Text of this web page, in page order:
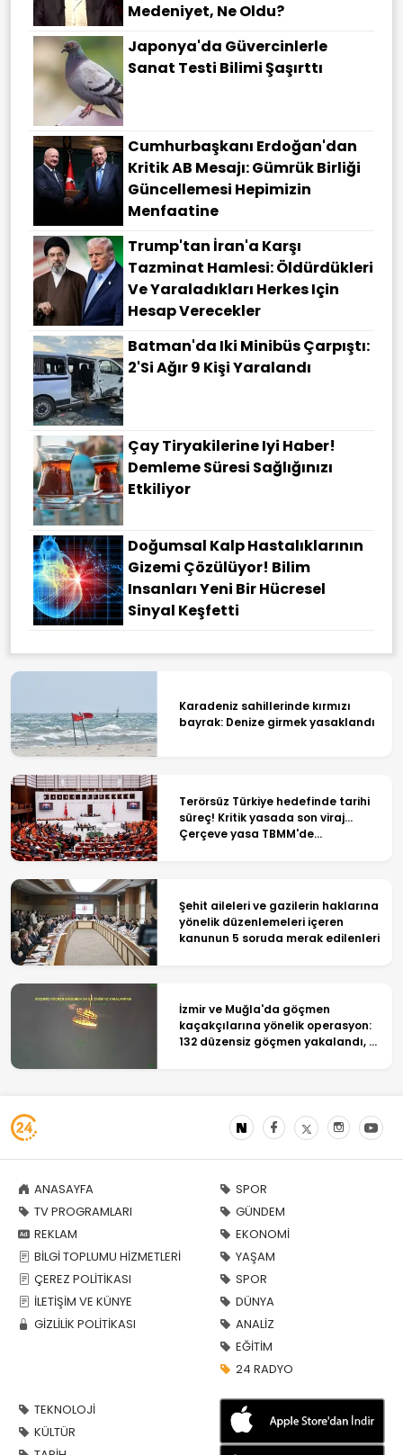
Medeniyet, Ne Oldu?
Japonya'da Güvercinlerle
Sanat Testi Bilimi Şaşırttı
Cumhurbaşkanı Erdoğan'dan
Kritik AB Mesajı: Gümrük Birliği
Güncellemesi Hepimizin
Menfaatine
Trump'tan İran'a Karşı
Tazminat Hamlesi: Öldürdükleri
Ve Yaraladıkları Herkes Için
Hesap Verecekler
Batman'da Iki Minibüs Çarpıştı:
2'si Ağır 9 Kişi Yaralandı
Çay Tiryakilerine Iyi Haber!
Demleme Süresi Sağlığınızı
Etkiliyor
Doğumsal Kalp Hastalıklarının
Gizemi Çözülüyor! Bilim
Insanları Yeni Bir Hücresel
Sinyal Keşfetti
Karadeniz sahillerinde kırmızı
bayrak: Denize girmek yasaklandı
Terörsüz Türkiye hedefinde tarihi
süreç! Kritik yasada son viraj...
Çerçeve yasa TBMM'de
Şehit aileleri ve gazilerin haklarına
yönelik düzenlemeleri içeren
kanunun 5 soruda merak edilenleri
İzmir ve Muğla'da göçmen
kaçakçılarına yönelik operasyon:
132 düzensiz göçmen yakalandı, 4
ANASAYFA
TV PROGRAMLARI
REKLAM
BİLGİ TOPLUMU HİZMETLERİ
ÇEREZ POLİTİKASI
İLETİŞİM VE KÜNYE
GİZLİLİK POLİTİKASI
SPOR
GÜNDEM
EKONOMİ
YAŞAM
SPOR
DÜNYA
ANALİZ
EĞİTİM
24 RADYO
TEKNOLOJİ
KÜLTÜR